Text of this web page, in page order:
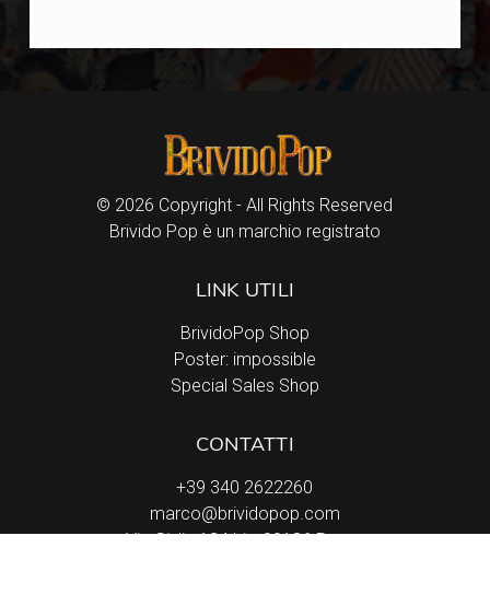
© 2026 Copyright - All Rights Reserved
Brivido Pop è un marchio registrato
LINK UTILI
BrividoPop Shop
Poster: impossible
Special Sales Shop
CONTATTI
+39 340 2622260
marco@brividopop.com
Via Giulia 134 bis, 00186 Roma